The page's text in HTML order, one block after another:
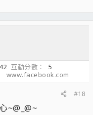
互動分數
5
www.facebook.com
#18
~@_@~